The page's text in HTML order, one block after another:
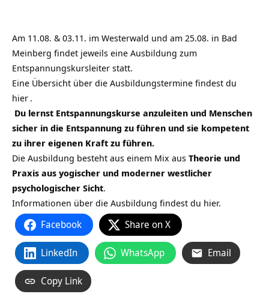
Am 11.08. & 03.11. im Westerwald und am 25.08. in Bad
Meinberg findet jeweils eine Ausbildung zum
Entspannungskursleiter statt.
Eine Übersicht über die Ausbildungstermine findest du
hier .
Du lernst Entspannungskurse anzuleiten und Menschen
sicher in die Entspannung zu führen und sie kompetent
zu ihrer eigenen Kraft zu führen.
Die Ausbildung besteht aus einem Mix aus Theorie und
Praxis aus yogischer und moderner westlicher
psychologischer Sicht.
Informationen über die Ausbildung findest du hier.
Facebook Share on X
LinkedIn WhatsApp Email
Copy Link